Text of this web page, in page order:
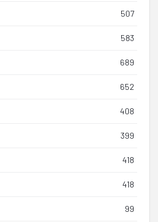
507
583
689
652
408
399
418
418
99